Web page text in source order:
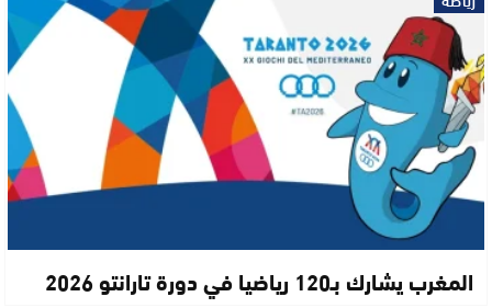
المغرب يشارك بـ120 رياضيا في دورة تارانتو 2026